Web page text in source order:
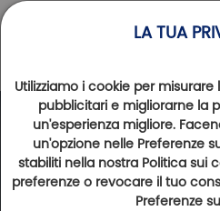
LA TUA
Utilizziamo i cookie per
pubblicitari e migliorarne la
un'esperienza migliore.
un'opzione nelle Preferenze
stabiliti nella nostra Politica sui
preferenze o revocare il tuo
Preferenze